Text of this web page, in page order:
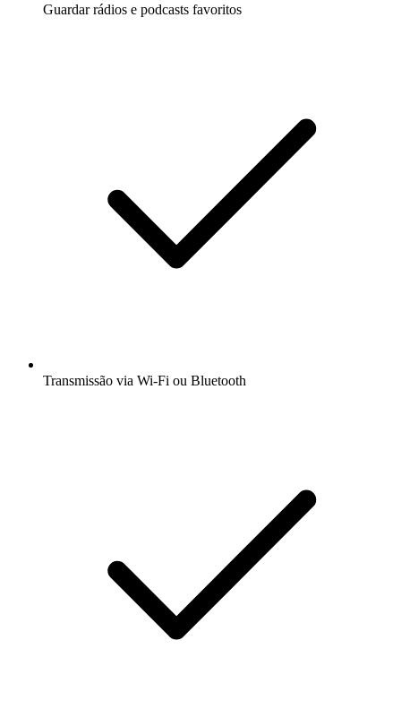
Guardar rádios e podcasts favoritos
Transmissão via Wi-Fi ou Bluetooth